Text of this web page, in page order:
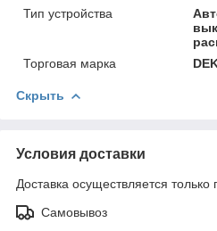
Тип устройства
Торговая марка
Скрыть
Условия доставки
Доставка осуществляется только
Самовывоз